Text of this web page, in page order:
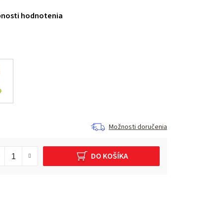
hodnotenia
Možnosti doručenia
DO KOŠÍKA